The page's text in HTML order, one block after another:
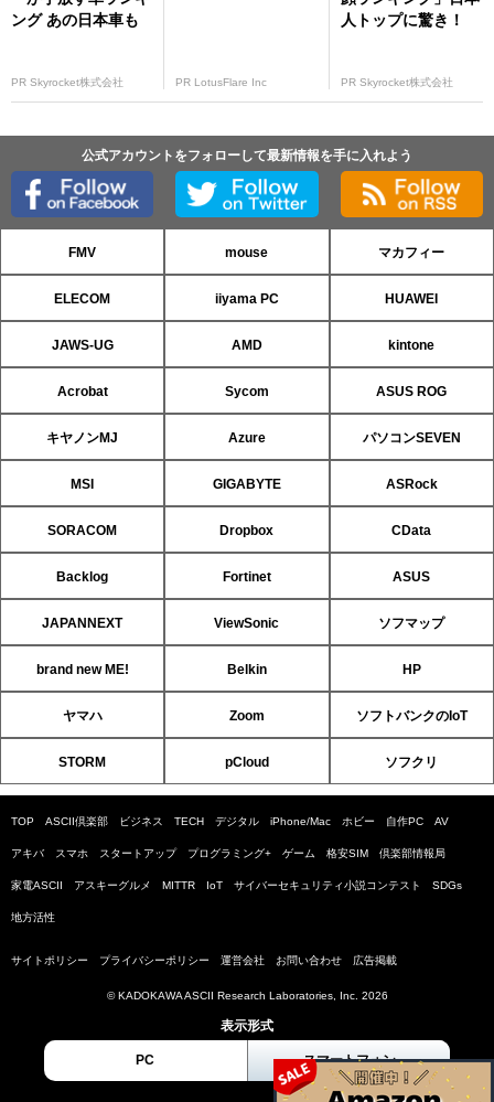
ング あの日本車も
PR Skyrocket株式会社 PR LotusFlare Inc
人トップに驚き！
PR Skyrocket株式会社
公式アカウントをフォローして最新情報を手に入れよう
FMV mouse マカフィー
ELECOM iiyama PC HUAWEI
JAWS-UG AMD kintone
Acrobat Sycom ASUS ROG
キヤノンMJ Azure パソコンSEVEN
MSI GIGABYTE ASRock
SORACOM Dropbox CData
Backlog Fortinet ASUS
JAPANNEXT ViewSonic ソフマップ
brand new ME! Belkin HP
ヤマハ Zoom ソフトバンクのIoT
STORM pCloud ソフクリ
TOP ASCII倶楽部 ビジネス TECH デジタル iPhone/Mac ホビー 自作PC AV
アキバ スマホ スタートアップ プログラミング+ ゲーム 格安SIM 倶楽部情報局
家電ASCII アスキーグルメ MITTR IoT サイバーセキュリティ小説コンテスト SDGs
地方活性
サイトポリシー プライバシーポリシー 運営会社 お問い合わせ 広告掲載
© KADOKAWA ASCII Research Laboratories, Inc. 2026
表示形式
PC スマートフォン